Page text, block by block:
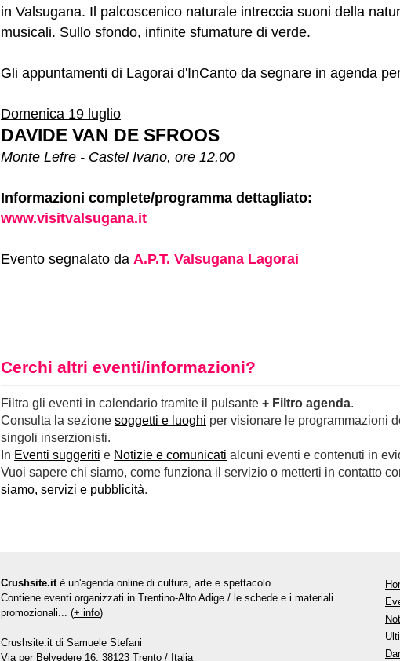
in Valsugana. Il palcoscenico naturale intreccia suoni della
musicali. Sullo sfondo, infinite sfumature di verde.
Gli appuntamenti di Lagorai d'InCanto da segnare in agenda
Domenica 19 luglio
DAVIDE VAN DE SFROOS
Monte Lefre - Castel Ivano, ore 12.00
Informazioni complete/programma dettagliato:
www.visitvalsugana.it
Evento segnalato da A.P.T. Valsugana Lagorai
Cerchi altri eventi/informazioni?
Filtra gli eventi in calendario tramite il pulsante + Filtro agenda.
Consulta la sezione soggetti e luoghi per visionare le programmazioni
singoli inserzionisti.
In Eventi suggeriti e Notizie e comunicati alcuni eventi e contenuti in
Vuoi sapere chi siamo, come funziona il servizio o metterti in contatto
siamo, servizi e pubblicità.
Crushsite.it è un'agenda online di cultura, arte e spettacolo.
Contiene eventi organizzati in Trentino-Alto Adige / le schede e i materiali
promozionali... (+ info)
Crushsite.it di Samuele Stefani
Via per Belvedere 16, 38123 Trento / Italia